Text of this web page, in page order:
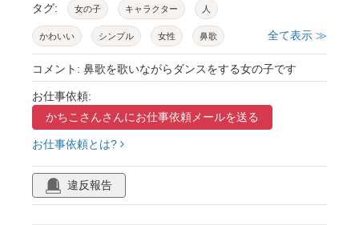
タグ: 女の子 キャラクター 人
かわいい シンプル 女性 鼻歌
ダンス リズム ごきげん 陽気
軽やか
るんるん にこにこ うきうき わくわく
たのしい ルンルン
ハイテンション 幸せ
髪飾り 音符
全て表示 ≫
コメント: 鼻歌を歌いながらダンスをする女の子です
お仕事依頼:
かちこさんさんにお仕事依頼メールを送る
お仕事依頼とは?
違反報告